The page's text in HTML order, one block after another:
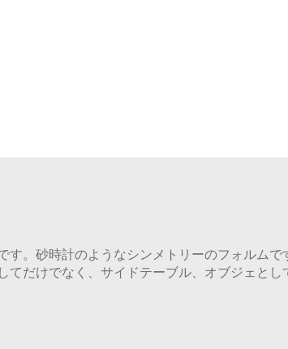
。砂時計のようなシンメトリーのフォルム
だけでなく、サイドテーブル、オブジェと